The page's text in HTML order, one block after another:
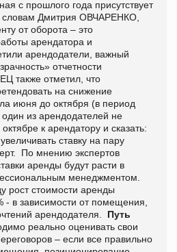
с прошлого года присутствует
словам Дмитрия ОВЧАРЕНКО,
от оборота – это
арендатора и
арендодатели, важный
отчетности
также отметил, что
на снижение
июня до октября (в период
из арендодателей не
к арендатору и сказать:
ставку на пару
По мнению экспертов
аренды будут расти в
менеджментом.
рост стоимости аренды
- в зависимости от помещения,
арендодателя. Путь
реально оценивать свои
– если все правильно